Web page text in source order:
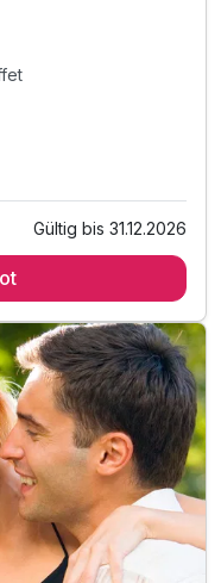
ist möglich!
Gültig bis 31.12.2026